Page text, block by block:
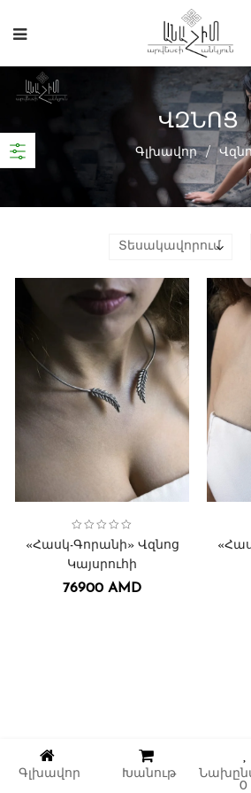
ՎԶՆՈՑ
Գլխավոր /
Տեսակավորում
Collection:Հասկ-Գորանի,
Վզնոցներ․
«Հասկ-Գորանի» Վզնոց
Կայսրուհի
76900 AMD
Գլխավոր Խանութ
0